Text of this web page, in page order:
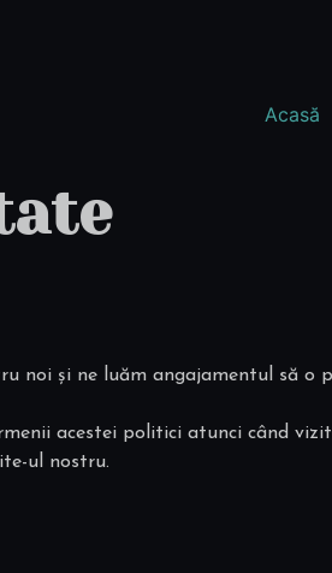
Acasă
și ne luăm angajamentul să o
acestei politici atunci când
ul nostru.